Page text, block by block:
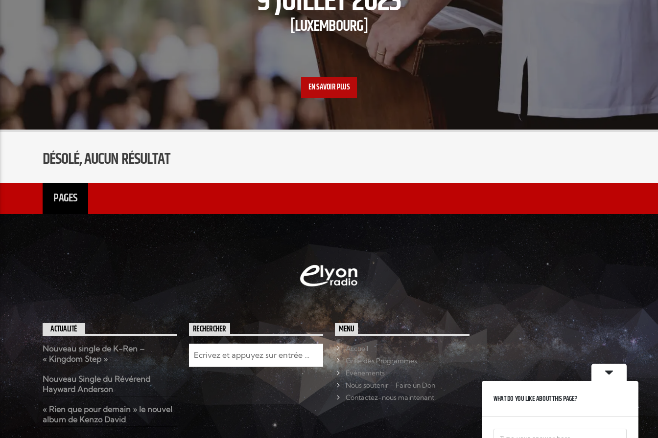
[LUXEMBOURG]
EN SAVOIR PLUS
DÉSOLÉ, AUCUN RÉSULTAT
PAGES
ACTUALITÉ
Nouveau single de K-Ren –
« Kingdom Step »
Nouveau Single du Révérend
Hayward Anderson
« Rien que pour demain » le nouvel
album de Kenzo David
RECHERCHER MENU
Accueil
Grille des Programmes
Événements
Nous soutenir – Faire un Don
Contactez-nous maintenant!
WHAT DO YOU LIKE ABOUT THIS PAGE?